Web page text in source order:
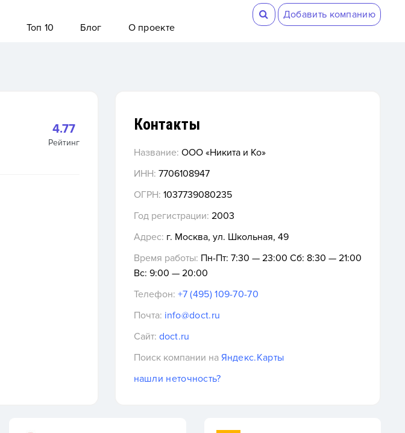
Добавить компанию
Топ 10 Блог О проекте
4.77
Рейтинг
Контакты
Название: ООО «Никита и Ко»
ИНН: 7706108947
ОГРН: 1037739080235
Год регистрации: 2003
Адрес: г. Москва, ул. Школьная, 49
Время работы: Пн-Пт: 7:30 — 23:00 Сб: 8:30 — 21:00
Вс: 9:00 — 20:00
Телефон: +7 (495) 109-70-70
Почта: info@doct.ru
Сайт: doct.ru
Поиск компании на Яндекс.Карты
нашли неточность?